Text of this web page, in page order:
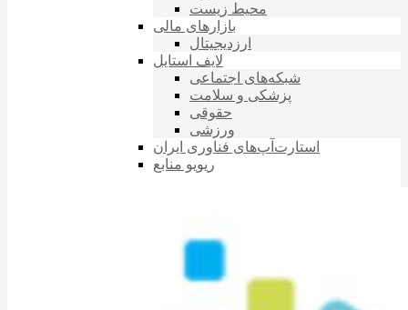
محیط زیست
بازارهای مالی
ارزدیجیتال
لایف استایل
شبکه‌های اجتماعی
پزشکی و سلامت
حقوقی
ورزشی
استارت‌آپ‌های فناوری ایران
ریویو منابع